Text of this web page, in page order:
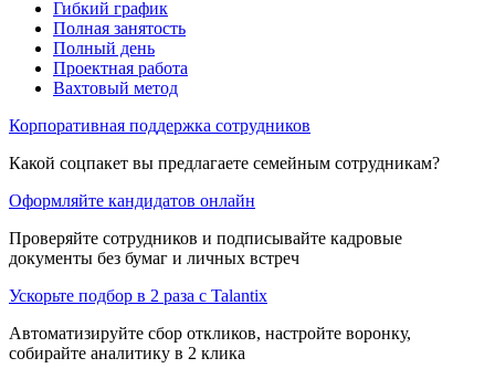
Гибкий график
Полная занятость
Полный день
Проектная работа
Вахтовый метод
Корпоративная поддержка сотрудников
Какой соцпакет вы предлагаете семейным сотрудникам?
Оформляйте кандидатов онлайн
Проверяйте сотрудников и подписывайте кадровые
документы без бумаг и личных встреч
Ускорьте подбор в 2 раза с Talantix
Автоматизируйте сбор откликов, настройте воронку,
собирайте аналитику в 2 клика